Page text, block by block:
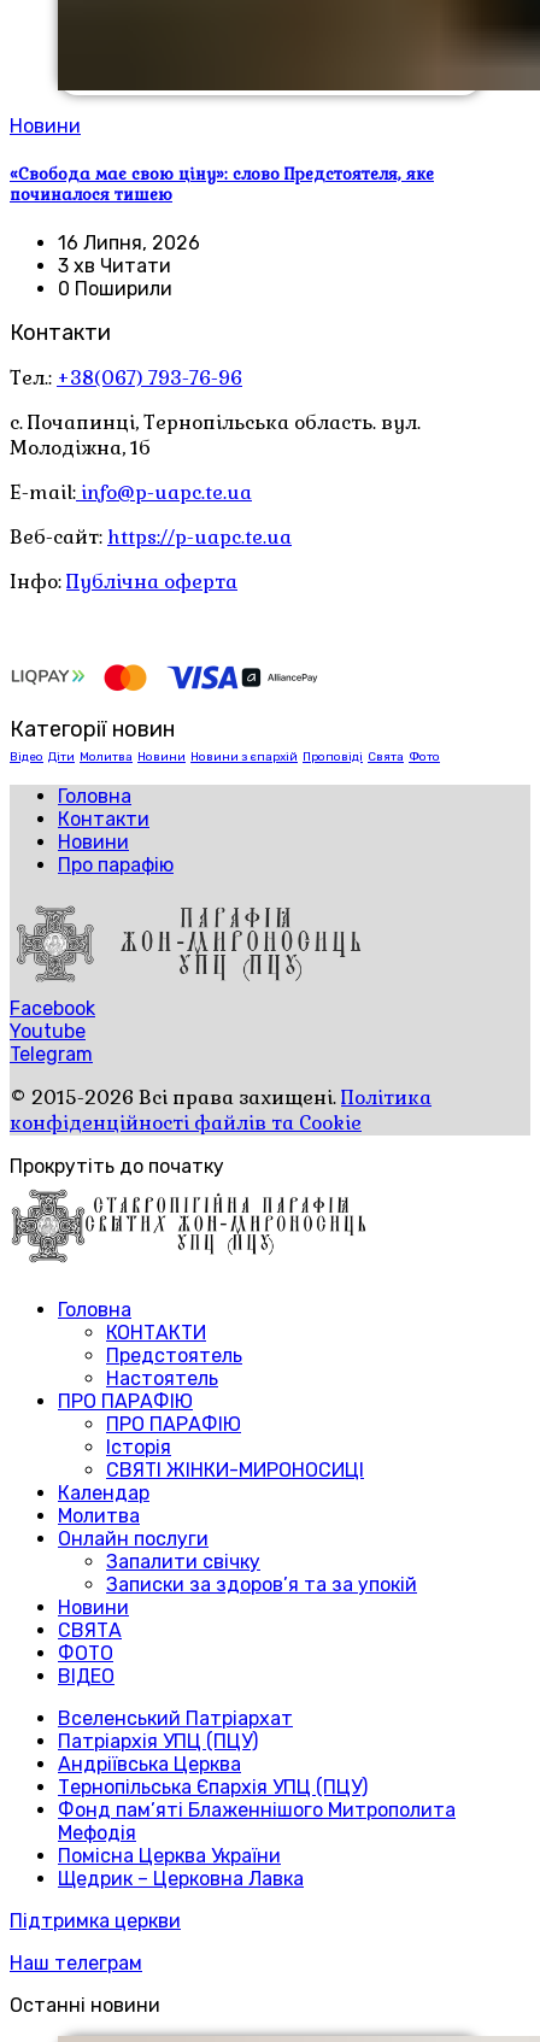
Новини
«Свобода має свою ціну»: слово Предстоятеля, яке
починалося тишею
16 Липня, 2026
3 хв Читати
0 Поширили
Контакти
Тел.: +38(067) 793-76-96
с. Почапинці, Тернопільська область. вул.
Молодіжна, 1б
E-mail: info@p-uapc.te.ua
Веб-сайт: https://p-uapc.te.ua
Інфо:Публічна оферта
Категорії новин
Відео Діти Молитва Новини Новини з єпархій Проповіді Свята Фото
Головна
Контакти
Новини
Про парафію
Facebook
Youtube
Telegram
© 2015-2026 Всі права захищені.Політика
конфіденційності файлів та Cookie
Прокрутіть до початку
Головна
КОНТАКТИ
Предстоятель
Настоятель
ПРО ПАРАФІЮ
ПРО ПАРАФІЮ
Історія
СВЯТІ ЖІНКИ-МИРОНОСИЦІ
Календар
Молитва
Онлайн послуги
Запалити свічку
Записки за здоров’я та за упокій
Новини
СВЯТА
ФОТО
ВІДЕО
Вселенський Патріархат
Патріархія УПЦ (ПЦУ)
Андріївська Церква
Тернопільська Єпархія УПЦ (ПЦУ)
Фонд пам’яті Блаженнішого Митрополита
Мефодія
Помісна Церква України
Щедрик – Церковна Лавка
Підтримка церкви
Наш телеграм
Останні новини